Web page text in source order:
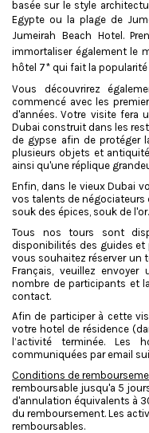
basée sur le style
Egypte ou la plage de
Jumeirah Beach Hotel.
immortaliser également le
hôtel 7* qui fait la popularité
Vous découvrirez
commencé avec les
d'années. Votre visite fera
Dubai construit dans les
de gypse afin de protéger
plusieurs objets et
ainsi qu'une réplique
Enfin, dans le vieux Dubai
vos talents de négociateurs
souk des épices, souk de
Tous nos tours sont
disponibilités des guides et
vous souhaitez réserver un
Français, veuillez
nombre de participants et
contact.
Afin de participer à cette
votre hotel de résidence
l’activité terminée. Les
communiquées par email
Conditions de
remboursable jusqu'a 5
d'annulation équivalents à
du remboursement. Les
remboursables.